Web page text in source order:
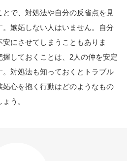
で、対処法や自分の反省点を見
嫉妬しない人はいません。自分
にさせてしまうこともありま
しておくことは、2人の仲を安定
。対処法も知っておくとトラブル
妬心を抱く行動はどのようなもの
う。